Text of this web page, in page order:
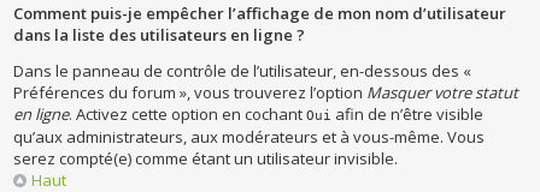
Comment puis-je empêcher l’affichage de mon nom d’utilisateur
dans la liste des utilisateurs en ligne ?
Dans le panneau de contrôle de l’utilisateur, en-dessous des «
Préférences du forum », vous trouverez l’option Masquer votre statut
en ligne. Activez cette option en cochantOui afin de n’être visible
qu’aux administrateurs, aux modérateurs et à vous-même. Vous
serez compté(e) comme étant un utilisateur invisible.
Haut